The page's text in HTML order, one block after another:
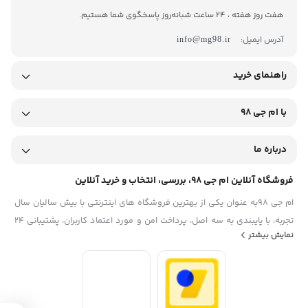
هفت روز هفته ، 24 ساعت شبانه‌روز پاسخگوی شما هستیم.
آدرس ایمیل:
info@mg98.ir
راهنمای خرید
با ام جی 98
درباره ما
فروشگاه آنلاین ام جی 98، بررسی، انتخاب و خرید آنلاین
ام جی 98به عنوان یکی از بهترین فروشگاه های اینترنتی با بیش سالیان سال
تجربه، با پایبندی به سه اصل، پرداخت امن و مورد اعتماد کاربران، پشتیبانی 24
ساعته و تضمین اصل‌بودن کالا موفق شده تا همگام با فروشگاه‌های معتبر
ایران، به یکی از بهترین فروشگاه اینترنتی ایران تبدیل شود. به محض ورود به
سایت ام جی 98 با دنیایی از کالا رو به رو می‌شوید! هر آنچه که نیاز دارید و به
ذهن شما خطور می‌کند در اینجا پیدا خواهید کرد.تشکر از همراهی و اعتماد
نمایش بیشتر